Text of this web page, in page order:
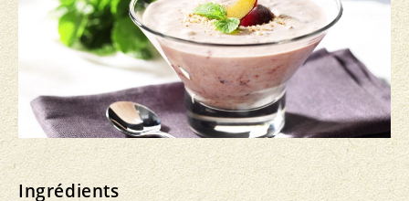
Ingrédients